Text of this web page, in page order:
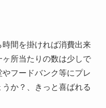
間を掛ければ消費出来
所当たりの数は少しで
フードバンク等にプレ
か？、きっと喜ばれる